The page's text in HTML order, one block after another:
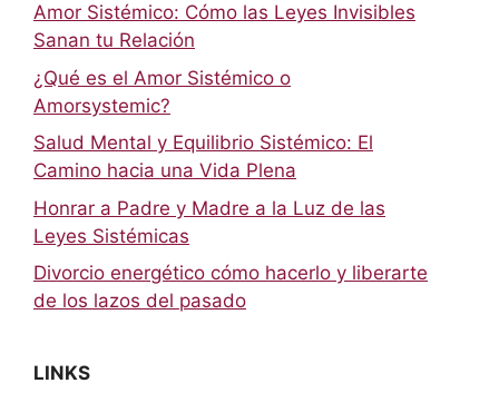
Amor Sistémico: Cómo las Leyes Invisibles
Sanan tu Relación
¿Qué es el Amor Sistémico o
Amorsystemic?
Salud Mental y Equilibrio Sistémico: El
Camino hacia una Vida Plena
Honrar a Padre y Madre a la Luz de las
Leyes Sistémicas
Divorcio energético cómo hacerlo y liberarte
de los lazos del pasado
LINKS